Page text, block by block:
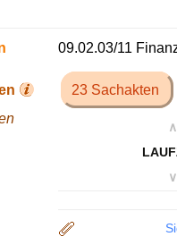
09.02.03/11
23 Sachakten
∧
∨